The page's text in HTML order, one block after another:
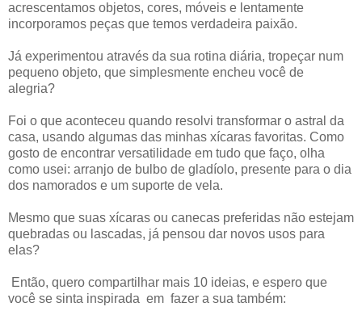
acrescentamos objetos, cores, móveis e lentamente
incorporamos peças que temos verdadeira paixão.
Já experimentou através da sua rotina diária, tropeçar num
pequeno objeto, que simplesmente encheu você de
alegria?
Foi o que aconteceu quando resolvi transformar o astral da
casa, usando algumas das minhas xícaras favoritas. Como
gosto de encontrar versatilidade em tudo que faço, olha
como usei: arranjo de bulbo de gladíolo, presente para o dia
dos namorados e um suporte de vela.
Mesmo que suas xícaras ou canecas preferidas não estejam
quebradas ou lascadas, já pensou dar novos usos para
elas?
Então, quero compartilhar mais 10 ideias, e espero que
você se sinta inspirada em fazer a sua também: